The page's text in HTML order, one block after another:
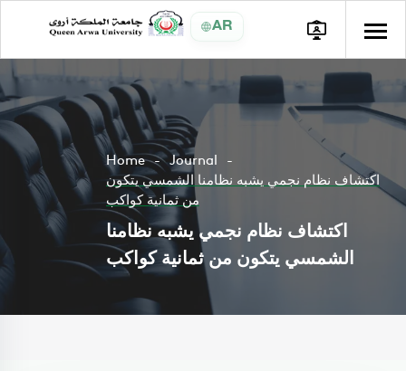
AR
Home
Journal
اكتشاف نظام نجمي يشبه نظامنا الشمسي يتكون
من ثمانية كواكب
اكتشاف نظام نجمي يشبه نظامنا
الشمسي يتكون من ثمانية كواكب